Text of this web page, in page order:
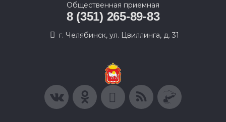
Общественная приемная
8 (351) 265-89-83
г. Челябинск, ул. Цвиллинга, д. 31